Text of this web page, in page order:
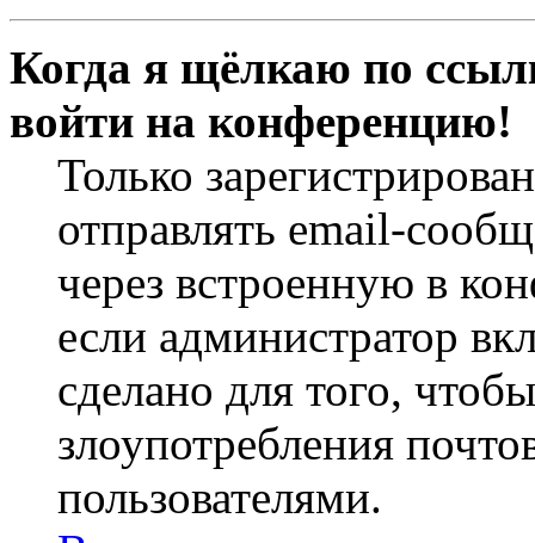
Когда я щёлкаю по
войти на конференцию!
Только
отправлять email-
через встроенную в
если администратор
сделано для того,
злоупотребления
пользователями.